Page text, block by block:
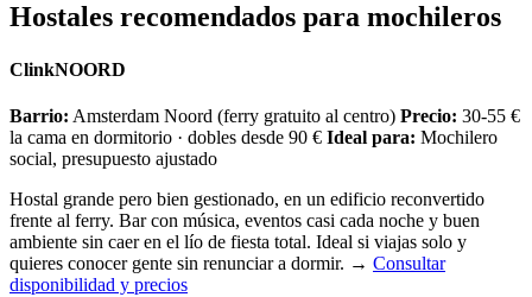
Hostales recomendados para mochileros
ClinkNOORD
Barrio: Amsterdam Noord (ferry gratuito al centro) Precio: 30-55 €
la cama en dormitorio · dobles desde 90 € Ideal para: Mochilero
social, presupuesto ajustado
Hostal grande pero bien gestionado, en un edificio reconvertido
frente al ferry. Bar con música, eventos casi cada noche y buen
ambiente sin caer en el lío de fiesta total. Ideal si viajas solo y
quieres conocer gente sin renunciar a dormir. → Consultar
disponibilidad y precios